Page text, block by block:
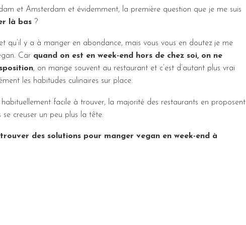
et Amsterdam et évidemment, la première question que je me suis
là bas ?
qu’il y a à manger en abondance, mais vous vous en doutez je me
Car quand on est en week-end hors de chez soi, on ne
, on mange souvent au restaurant et c’est d’autant plus vrai
les habitudes culinaires sur place.
facile à trouver, la majorité des restaurants en proposent
creuser un peu plus la tête.
des solutions pour manger vegan en week-end à